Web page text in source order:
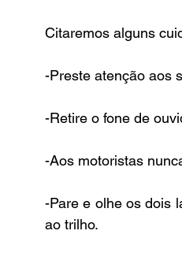
Citaremos alguns
-Preste atenção aos
-Retire o fone de
-Aos motoristas
-Pare e olhe os dois
ao trilho.